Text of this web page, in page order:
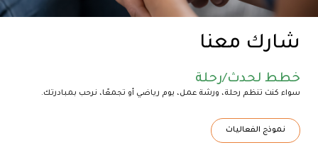
شارك معنا
خطط لحدث/رحلة
سواء كنت تنظم رحلة، ورشة عمل، يوم رياضي أو تجمعًا، نرحب بمبادرتك.
نموذج الفعاليات